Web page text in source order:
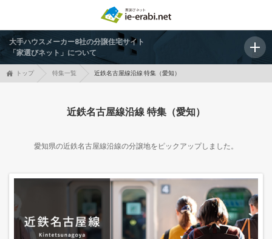
大手ハウスメーカー8社の分譲住宅サイト
「家選びネット」について
トップ 特集一覧 近鉄名古屋線沿線 特集（愛知）
近鉄名古屋線沿線 特集（愛知）
愛知県の近鉄名古屋線沿線の分譲地をピックアップしました。